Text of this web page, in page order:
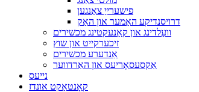
פישערייַ צאַנגען
דרויסנדיקע האַמער און האַק
וועַלדינג און קאַנעקטינג מכשירים
זיכערקייט און שוץ
אַנדערע מכשירים
אַקסעסאָריעס און האַרדווער
נייעס
קאָנטאַקט אונדז